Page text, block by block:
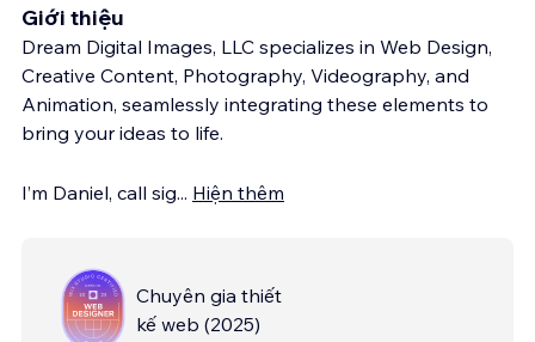
Giới thiệu
Dream Digital Images, LLC specializes in Web Design,
Creative Content, Photography, Videography, and
Animation, seamlessly integrating these elements to
bring your ideas to life.
I’m Daniel, call sig... Hiện thêm
Chuyên gia thiết
kế web (2025)